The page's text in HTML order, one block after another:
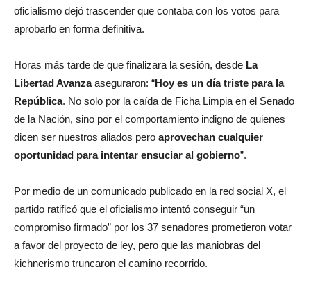
oficialismo dejó trascender que contaba con los votos para
aprobarlo en forma definitiva.
Horas más tarde de que finalizara la sesión, desde La
Libertad Avanzaaseguraron: “Hoy es un día triste para la
República. No solo por la caída de Ficha Limpia en el Senado
de la Nación, sino por el comportamiento indigno de quienes
dicen ser nuestros aliados pero aprovechan cualquier
oportunidad para intentar ensuciar al gobierno”.
Por medio de un comunicado publicado en la red social X, el
partido ratificó que el oficialismo intentó conseguir “un
compromiso firmado” por los 37 senadores prometieron votar
a favor del proyecto de ley, pero que las maniobras del
kichnerismo truncaron el camino recorrido.